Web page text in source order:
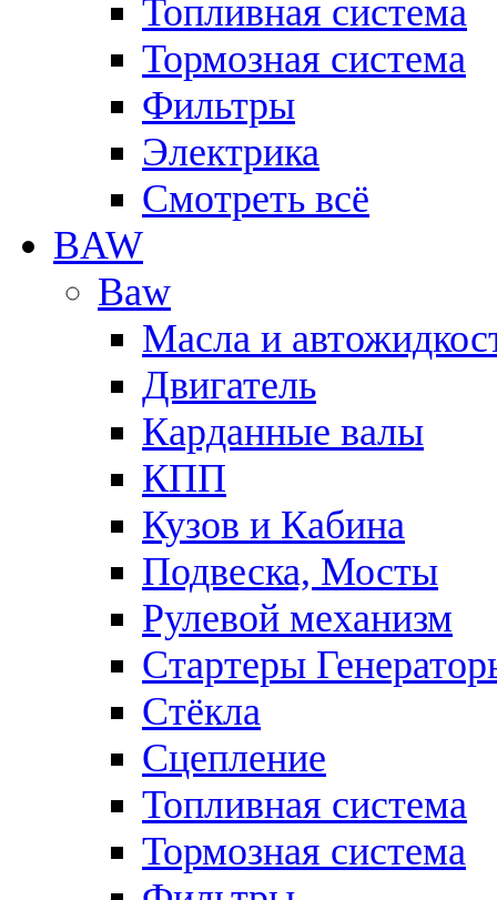
Топливная система
Тормозная система
Фильтры
Электрика
Смотреть всё
BAW
Baw
Масла и
Двигатель
Карданные валы
КПП
Кузов и Кабина
Подвеска, Мосты
Рулевой механизм
Стартеры
Стёкла
Сцепление
Топливная система
Тормозная система